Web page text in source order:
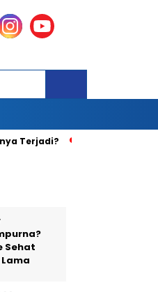
Teka-Teki
Sehat